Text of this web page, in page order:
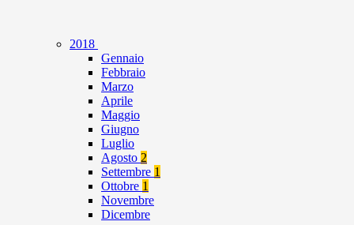
2018
Gennaio
Febbraio
Marzo
Aprile
Maggio
Giugno
Luglio
Agosto 2
Settembre 1
Ottobre 1
Novembre
Dicembre